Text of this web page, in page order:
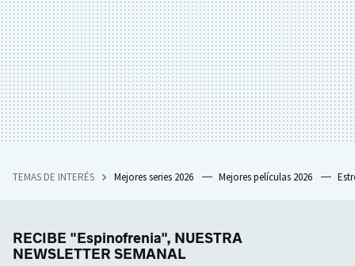
TEMAS DE INTERÉS Mejores series 2026 Mejores películas 2026
RECIBE "Espinofrenia", NUESTRA
NEWSLETTER SEMANAL